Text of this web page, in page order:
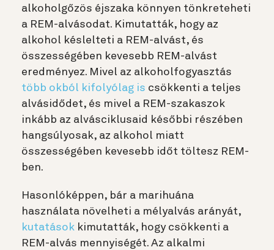
alkoholgőzös éjszaka könnyen tönkreteheti
a REM-alvásodat. Kimutatták, hogy az
alkohol késlelteti a REM-alvást, és
összességében kevesebb REM-alvást
eredményez. Mivel az alkoholfogyasztás
több okból kifolyólag is csökkenti a teljes
alvásidődet, és mivel a REM-szakaszok
inkább az alvásciklusaid későbbi részében
hangsúlyosak, az alkohol miatt
összességében kevesebb időt töltesz REM-
ben.
Hasonlóképpen, bár a marihuána
használata növelheti a mélyalvás arányát,
kutatások kimutatták, hogy csökkenti a
REM-alvás mennyiségét. Az alkalmi